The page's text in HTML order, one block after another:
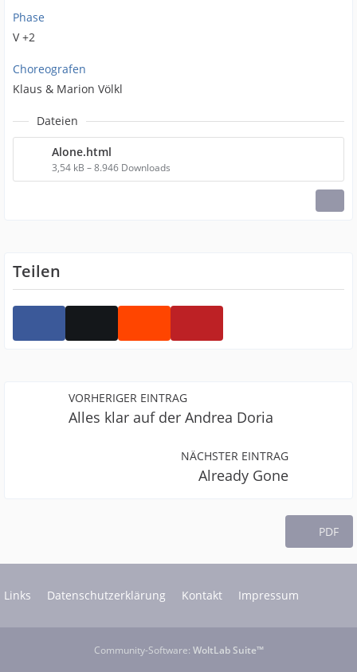
Phase
V +2
Choreografen
Klaus & Marion Völkl
Dateien
Alone.html
3,54 kB – 8.946 Downloads
Teilen
VORHERIGER EINTRAG
Alles klar auf der Andrea Doria
NÄCHSTER EINTRAG
Already Gone
PDF
Links Datenschutzerklärung Kontakt Impressum
Community-Software: WoltLab Suite™